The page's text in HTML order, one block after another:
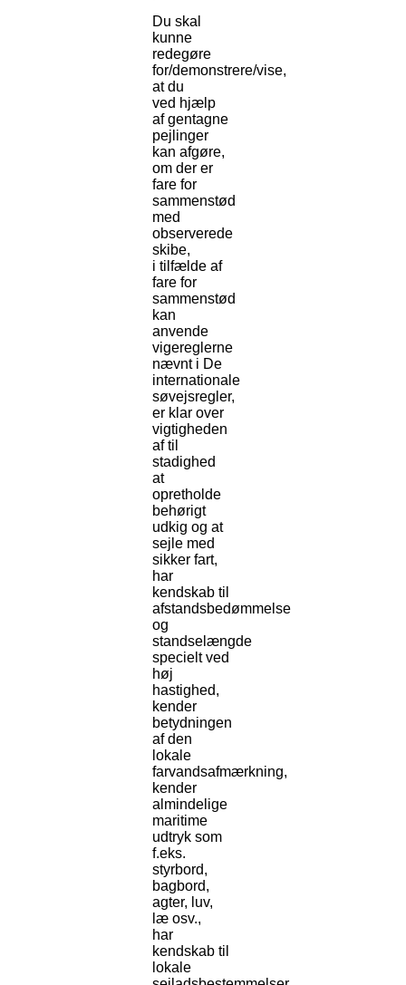
Du skal
kunne
redegøre
for/demonstrere/vise,
at du
ved hjælp
af gentagne
pejlinger
kan afgøre,
om der er
fare for
sammenstød
med
observerede
skibe,
i tilfælde af
fare for
sammenstød
kan
anvende
vigereglerne
nævnt i De
internationale
søvejsregler,
er klar over
vigtigheden
af til
stadighed
at
opretholde
behørigt
udkig og at
sejle med
sikker fart,
har
kendskab til
afstandsbedømmelse
og
standselængde
specielt ved
høj
hastighed,
kender
betydningen
af den
lokale
farvandsafmærkning,
kender
almindelige
maritime
udtryk som
f.eks.
styrbord,
bagbord,
agter, luv,
læ osv.,
har
kendskab til
lokale